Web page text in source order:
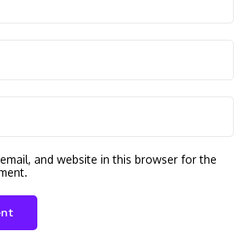
and website in this browser for the